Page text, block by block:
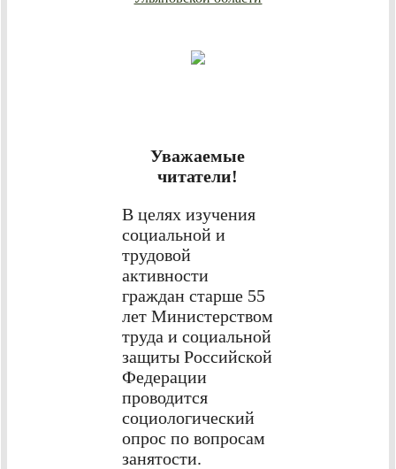
Уважаемые
читатели!
В целях изучения
социальной и
трудовой
активности
граждан старше 55
лет Министерством
труда и социальной
защиты Российской
Федерации
проводится
социологический
опрос по вопросам
занятости.